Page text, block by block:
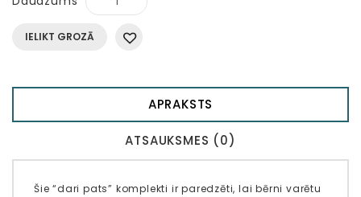
IELIKT GROZĀ
APRAKSTS
ATSAUKSMES (0)
Šie “dari pats” komplekti ir paredzēti, lai bērni varētu